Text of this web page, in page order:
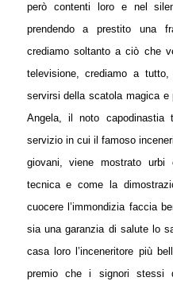
però contenti loro e nel
prendendo a prestito una
crediamo soltanto a ciò che
televisione, crediamo a tutto,
servirsi della scatola magica e
Angela, il noto capodinastia
servizio in cui il famoso
giovani, viene mostrato
tecnica e come la
cuocere l’immondizia faccia
sia una garanzia di salute lo
casa loro l’inceneritore più
premio che i signori stessi